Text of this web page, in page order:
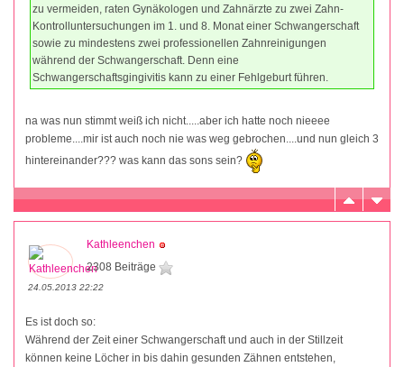
zu vermeiden, raten Gynäkologen und Zahnärzte zu zwei Zahn-
Kontrolluntersuchungen im 1. und 8. Monat einer Schwangerschaft
sowie zu mindestens zwei professionellen Zahnreinigungen
während der Schwangerschaft. Denn eine
Schwangerschaftsgingivitis kann zu einer Fehlgeburt führen.
na was nun stimmt weiß ich nicht.....aber ich hatte noch nieeee
probleme....mir ist auch noch nie was weg gebrochen....und nun gleich 3
hintereinander??? was kann das sons sein?
Kathleenchen
2308 Beiträge
24.05.2013 22:22
Es ist doch so:
Während der Zeit einer Schwangerschaft und auch in der Stillzeit
können keine Löcher in bis dahin gesunden Zähnen entstehen,